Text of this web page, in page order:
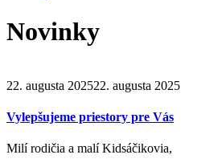
Novinky
22. augusta 202522. augusta 2025
Vylepšujeme priestory pre Vás
Milí rodičia a malí Kidsáčikovia,